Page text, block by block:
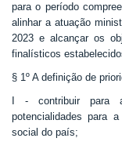
para o período
alinhar a atuação
2023 e alcançar os
finalísticos
§ 1º A definição de
I - contribuir para
potencialidades para
social do país;